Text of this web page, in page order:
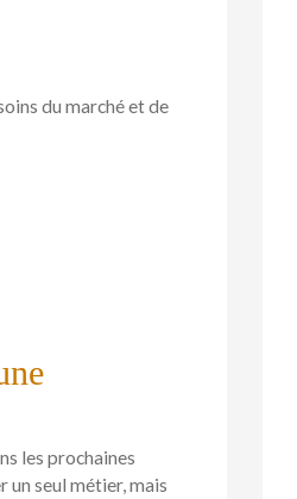
du marché et de
les prochaines
un seul métier, mais